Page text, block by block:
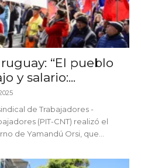
“El pueblo
y salario:...
de Trabajadores -
(PIT-CNT) realizó el
de Yamandú Orsi, que...